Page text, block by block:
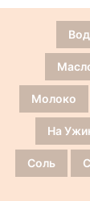
Молоко
На
Соль